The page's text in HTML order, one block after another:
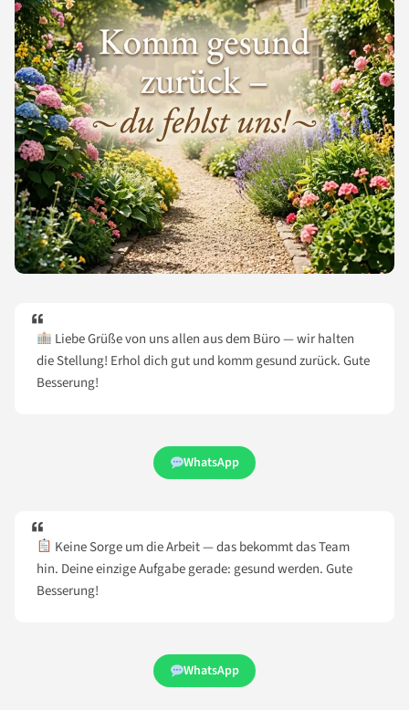
Liebe Grüße von uns allen aus dem Büro — wir halten
die Stellung! Erhol dich gut und komm gesund zurück. Gute
Besserung!
WhatsApp
Keine Sorge um die Arbeit — das bekommt das Team
hin. Deine einzige Aufgabe gerade: gesund werden. Gute
Besserung!
WhatsApp